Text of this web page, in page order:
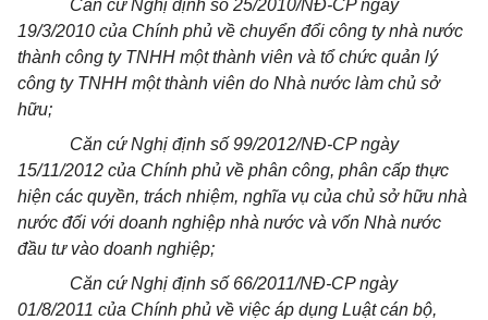
Căn cứ Nghị định số 25/2010/NĐ-CP ngày
19/3/2010 của Chính phủ về chuyển đổi công ty nhà nước
thành công ty TNHH một thành viên và tổ chức quản lý
công ty TNHH một thành viên do Nhà nước làm chủ sở
hữu;
Căn cứ Nghị định số 99/2012/NĐ-CP ngày
15/11/2012 của Chính phủ về phân công, phân cấp thực
hiện các quyền, trách nhiệm, nghĩa vụ của chủ sở hữu nhà
nước đối với doanh nghiệp nhà nước và vốn Nhà nước
đầu tư vào doanh nghiệp;
Căn cứ Nghị định số 66/2011/NĐ-CP ngày
01/8/2011 của Chính phủ về việc áp dụng Luật cán bộ,